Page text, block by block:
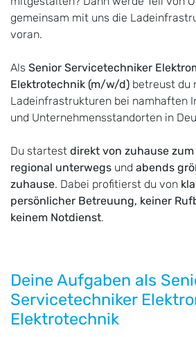
gemeinsam mit uns die
voran.
Als Senior Servicetechniker
Elektrotechnik (m/w/d) betreust du
Ladeinfrastrukturen bei namhaften
und Unternehmensstandorten in
Du startest direkt von zuhause
regional unterwegs und abends
zuhause. Dabei profitierst du von
persönlicher Betreuung, keiner
keinem Notdienst.
Deine Aufgaben als
Servicetechniker
Elektrotechnik